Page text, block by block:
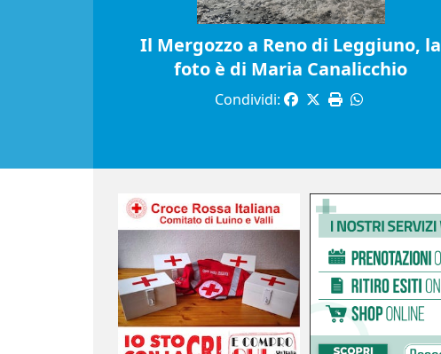
Il Mergozzo a Reno di Leggiuno, la
foto è di Maria Canalicchio
Condividi: